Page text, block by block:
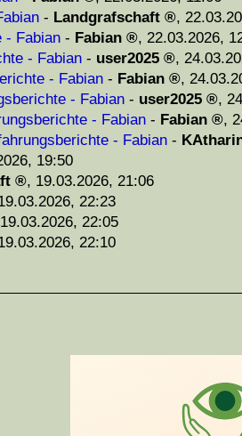
- Landgrafschaft ,
- Fabian - Fabian , 22.03.2026,
- Fabian - user2025 ,
- Fabian - Fabian ,
- Fabian - user2025 ,
- Fabian - Fabian ,
- Fabian -
19:50
, 19.03.2026, 21:06
22:23
19.03.2026, 22:05
22:10